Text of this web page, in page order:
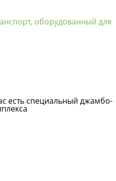
оборудованный для
есть специальный джамбо-